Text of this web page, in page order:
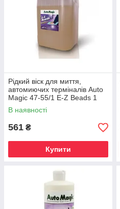
Рідкий віск для миття,
автомиючих терміналів Auto
Magic 47-55/1 E-Z Beads 1
літр
В наявності
561 ₴
Купити